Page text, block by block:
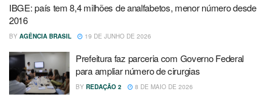
IBGE: país tem 8,4 milhões de analfabetos, menor número desde
2016
BY AGÊNCIA BRASIL 19 DE JUNHO DE 2026
Prefeitura faz parceria com Governo Federal
para ampliar número de cirurgias
BY REDAÇÃO 2 8 DE MAIO DE 2026